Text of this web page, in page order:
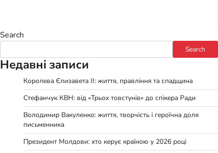
Search
Search
Недавні записи
Королева Єлизавета II: життя, правління та спадщина
Стефанчук КВН: від «Трьох товстунів» до спікера Ради
Володимир Вакуленко: життя, творчість і героїчна доля
письменника
Президент Молдови: хто керує країною у 2026 році